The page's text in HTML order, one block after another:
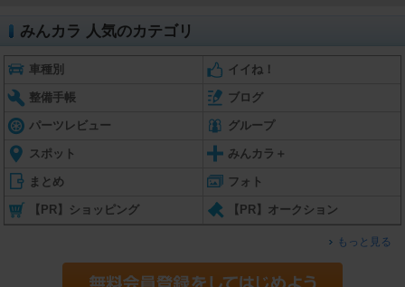
みんカラ 人気のカテゴリ
車種別 イイね！
整備手帳 ブログ
パーツレビュー グループ
スポット みんカラ＋
まとめ フォト
【PR】ショッピング 【PR】オークション
もっと見る